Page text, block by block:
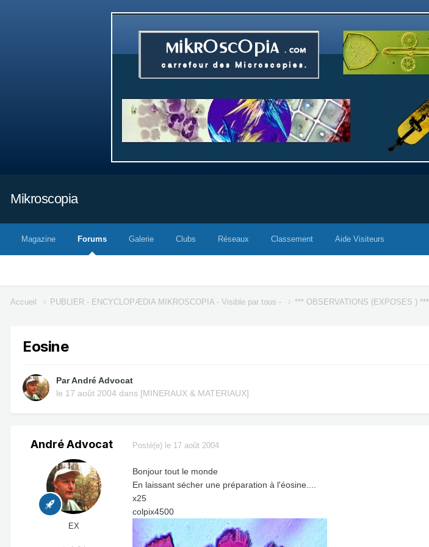
Mikroscopia
Magazine Forums Galerie Clubs Réseaux Classement Aide Visiteurs
Accueil PUBLIER - ENCYCLOPÆDIA MIKROSCOPIA - Visible par tous - *** OBSERVATIONS (EXPOSES ) ***
Eosine
ParAndré Advocat
le 17 août 2004 dans [MINERAUX & MATERIAUX]
André Advocat
EX
Posté(e) le 17 août 2004
Bonjour tout le monde
En laissant sécher une préparation à l'éosine....
x25
colpix4500